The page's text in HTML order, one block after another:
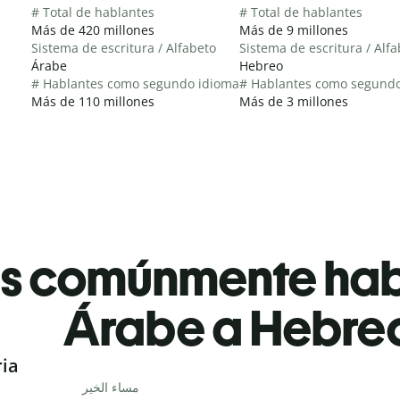
# Total de hablantes
Más de 420 millones
Sistema de escritura / Alfabeto
Árabe
# Hablantes como segundo idioma
Más de 110 millones
# Total de hablantes
Más de 9 millones
Sistema de escritura /
Hebreo
# Hablantes como
Más de 3 millones
comúnmente
Árabe a
مساء الخير